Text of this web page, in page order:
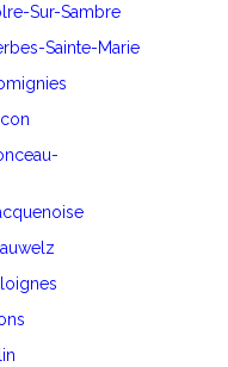
Sur-Sambre
Sainte-Marie